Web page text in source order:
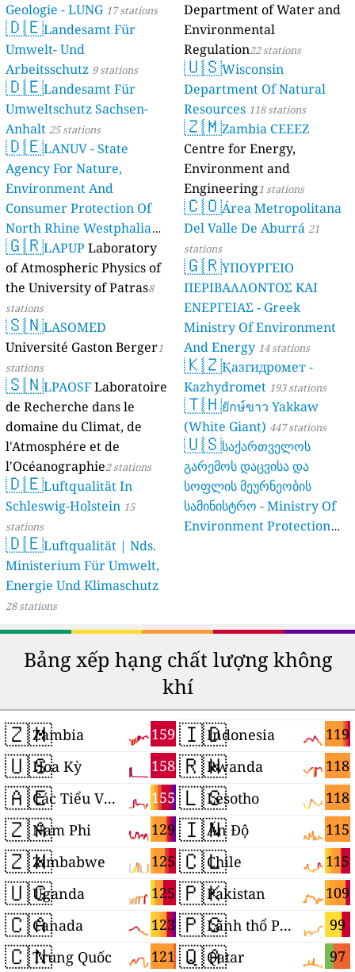
Geologie - LUNG 17 stations
🇩🇪Landesamt Für
Umwelt- Und
Arbeitsschutz 9 stations
🇩🇪Landesamt Für
Umweltschutz Sachsen-
Anhalt 25 stations
🇩🇪LANUV - State
Agency For Nature,
Environment And
Consumer Protection Of
North Rhine Westphalia
(Landesamt Für Natur,
Umwelt Und
Verbraucherschutz NRW)
61 stations
🇬🇷LAPUP Laboratory
of Atmospheric Physics of
the University of Patras8
stations
🇸🇳LASOMED
Université Gaston Berger1
stations
🇸🇳LPAOSF Laboratoire
de Recherche dans le
domaine du Climat, de
l'Atmosphére et de
l'Océanographie2 stations
🇩🇪Luftqualität In
Schleswig-Holstein 15
stations
🇩🇪Luftqualität | Nds.
Ministerium Für Umwelt,
Energie Und Klimaschutz
28 stations
Department of Water and
Environmental
Regulation22 stations
🇺🇸Wisconsin
Department Of Natural
Resources 118 stations
🇿🇲Zambia CEEEZ
Centre for Energy,
Environment and
Engineering1 stations
🇨🇴Área Metropolitana
Del Valle De Aburrá 21
stations
🇬🇷ΥΠΟΥΡΓΕΙΟ
ΠΕΡΙΒΑΛΛΟΝΤΟΣ ΚΑΙ
ΕΝΕΡΓΕΙΑΣ - Greek
Ministry Of Environment
And Energy 14 stations
🇰🇿Қазгидромет -
Kazhydromet 193 stations
🇹🇭ยักษ์ขาว Yakkaw
(White Giant) 447 stations
🇺🇸საქართველოს
გარემოს დაცვისა და
სოფლის მეურნეობის
სამინისტრო - Ministry Of
Environment Protection
Bảng xếp hạng chất lượng không
khí
🇿🇲 159
Zambia
🇺🇸 158
Hoa Kỳ
🇦🇪 155
Các Tiểu Vương quốc Ả Rập Thống nhất
🇿🇦 129
Nam Phi
🇿🇼 125
Zimbabwe
🇺🇬 125
Uganda
🇨🇦 123
Canada
🇨🇳 121
Trung Quốc
🇮🇩 119
Indonesia
🇷🇼 118
Rwanda
🇱🇸 118
Lesotho
🇮🇳 115
Ấn Độ
🇨🇱 115
Chile
🇵🇰 109
Pakistan
🇵🇸 99
Lãnh thổ Palestine
🇶🇦 97
Qatar